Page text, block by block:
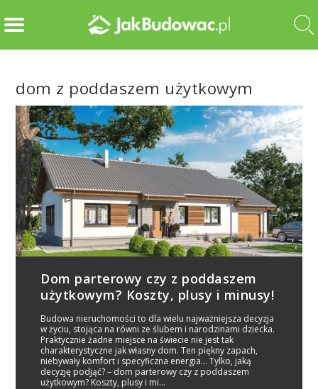
dom z poddaszem użytkowym
Dom parterowy czy z poddaszem
użytkowym? Koszty, plusy i minusy!
Budowa nieruchomości to dla wielu najważniejsza decyzja
w życiu, stojąca na równi ze ślubem i narodzinami dziecka.
Praktycznie żadne miejsce na świecie nie jest tak
charakterystyczne jak własny dom. Ten piękny zapach,
niebywały komfort i specyficzna energia... Tylko, jaką
decyzję podjąć? – dom parterowy czy z poddaszem
użytkowym? Koszty, plusy i mi...